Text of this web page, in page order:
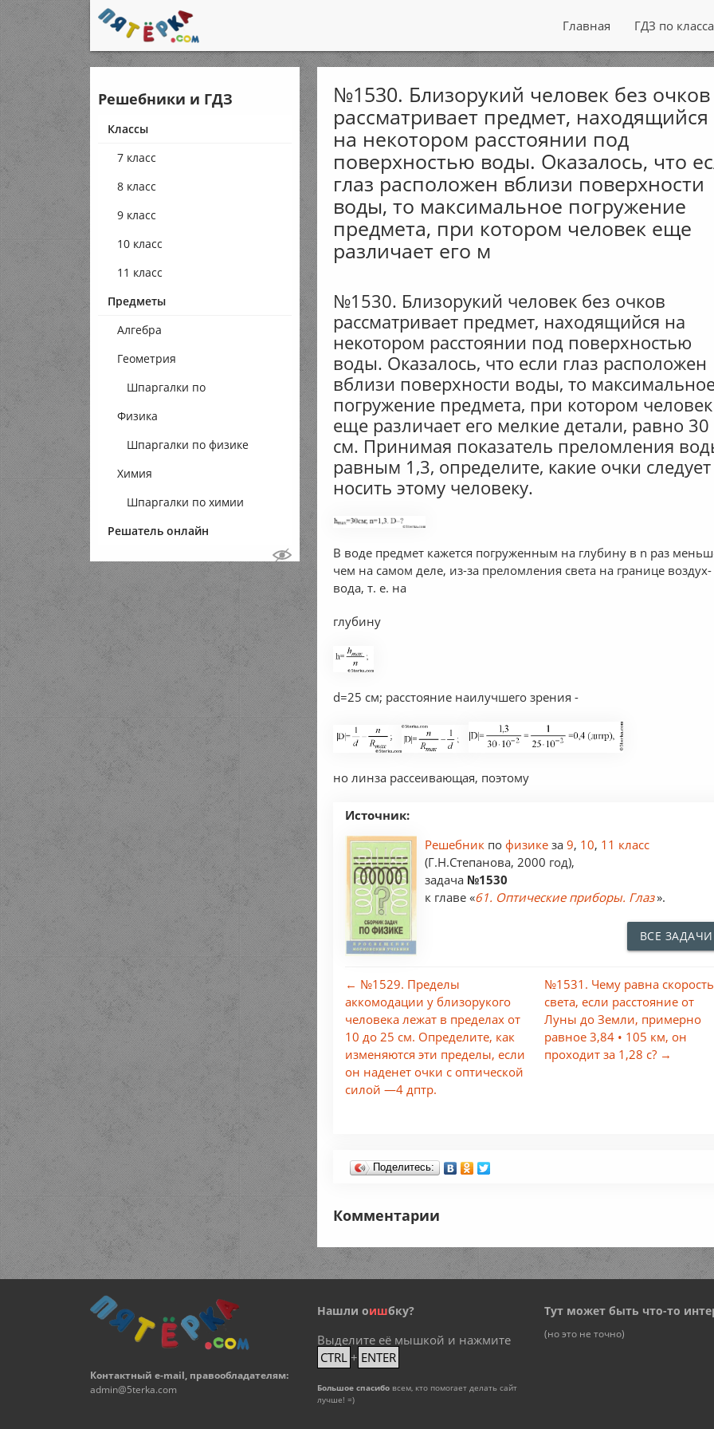
Главная ГДЗ по
Решебники и ГДЗ
Классы
7 класс
8 класс
9 класс
10 класс
11 класс
Предметы
Алгебра
Геометрия
Шпаргалки по
геометрии
Физика
Шпаргалки по физике
Химия
Шпаргалки по химии
Решатель онлайн
№1530. Близорукий человек без очков
рассматривает предмет, находящийся
на некотором расстоянии под
поверхностью воды. Оказалось, что
глаз расположен вблизи поверхности
воды, то максимальное погружение
предмета, при котором человек еще
различает его м
№1530. Близорукий человек без очков
рассматривает предмет, находящийся на
некотором расстоянии под поверхностью
воды. Оказалось, что если глаз расположен
вблизи поверхности воды, то
погружение предмета, при котором человек
еще различает его мелкие детали, равно 30
см. Принимая показатель преломления
равным 1,3, определите, какие очки следует
носить этому человеку.
В воде предмет кажется погруженным на глубину в n раз
чем на самом деле, из-за преломления света на границе воздух-
вода, т. е. на
глубину
d=25 см; расстояние наилучшего зрения -
но линза рассеивающая, поэтому
Источник:
Решебник пофизикеза9, 10, 11 класс
(Г.Н.Степанова, 2000 год),
задача №1530
к главе «61. Оптические приборы. Глаз».
ВСЕ ЗАДАЧИ
← №1529. Пределы
аккомодации у близорукого
человека лежат в пределах от
10 до 25 см. Определите, как
изменяются эти пределы, если
он наденет очки с оптической
силой —4 дптр.
№1531. Чему равна скорость
света, если расстояние от
Луны до Земли, примерно
равное 3,84 • 105 км, он
проходит за 1,28 с? →
Поделитесь:
Комментарии
Контактный e-mail, правообладателям:
admin@5terka.com
Нашли оишбку?
Выделите её мышкой и нажмите
CTRL + ENTER
Большое спасибо всем, кто помогает делать сайт
лучше! =)
Тут может быть что-то
(но это не точно)